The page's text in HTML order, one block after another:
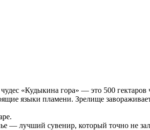
«Кудыкина гора» — это 500 гектаров
языки пламени. Зрелище
— лучший сувенир, который точно не